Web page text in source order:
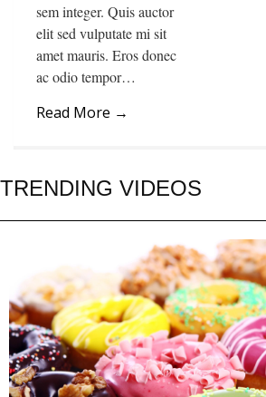
sem integer. Quis auctor
elit sed vulputate mi sit
amet mauris. Eros donec
ac odio tempor…
Read More →
TRENDING VIDEOS